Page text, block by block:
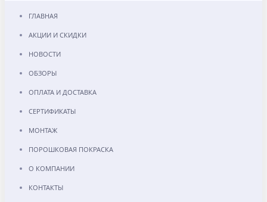
ГЛАВНАЯ
АКЦИИ И СКИДКИ
НОВОСТИ
ОБЗОРЫ
ОПЛАТА И ДОСТАВКА
СЕРТИФИКАТЫ
МОНТАЖ
ПОРОШКОВАЯ ПОКРАСКА
О КОМПАНИИ
КОНТАКТЫ